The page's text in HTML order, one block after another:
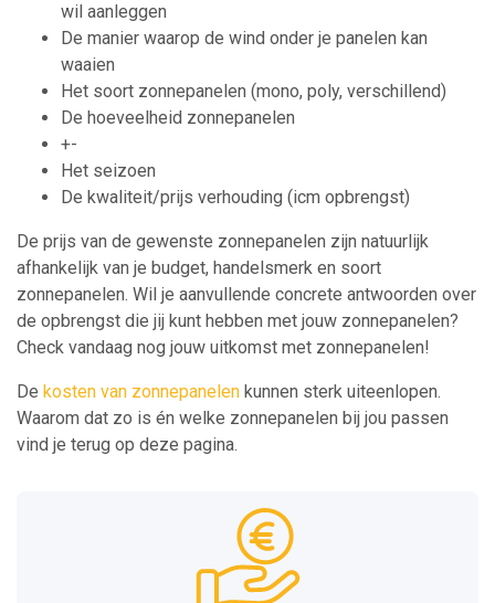
wil aanleggen
De manier waarop de wind onder je panelen kan
waaien
Het soort zonnepanelen (mono, poly, verschillend)
De hoeveelheid zonnepanelen
+-
Het seizoen
De kwaliteit/prijs verhouding (icm opbrengst)
De prijs van de gewenste zonnepanelen zijn natuurlijk
afhankelijk van je budget, handelsmerk en soort
zonnepanelen. Wil je aanvullende concrete antwoorden over
de opbrengst die jij kunt hebben met jouw zonnepanelen?
Check vandaag nog jouw uitkomst met zonnepanelen!
De kosten van zonnepanelen kunnen sterk uiteenlopen.
Waarom dat zo is én welke zonnepanelen bij jou passen
vind je terug op deze pagina.